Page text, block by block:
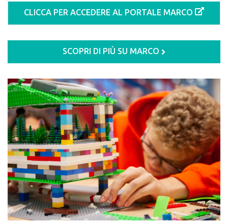
CLICCA PER ACCEDERE AL PORTALE MARCO
SCOPRI DI PIÙ SU MARCO